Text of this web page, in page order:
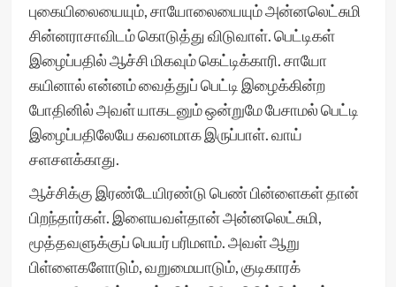
புகையிலையையும், சாயோலையையும் அன்னலெட்சுமி
சின்னராசாவிடம் கொடுத்து விடுவாள். பெட்டிகள்
இழைப்பதில் ஆச்சி மிகவும் கெட்டிக்காரி. சாயோ
கயினால் என்னம் வைத்துப் பெட்டி இழைக்கின்ற
போதினில் அவள் யாகடனும் ஒன்றுமே பேசாமல் பெட்டி
இழைப்பதிலேயே கவனமாக இருப்பாள். வாய்
சளசளக்காது.
ஆச்சிக்கு இரண்டேயிரண்டு பெண் பின்ளைகள் தான்
பிறந்தார்கள். இளையவள்தான் அன்னலெட்சுமி,
மூத்தவளுக்குப் பெயர் பரிமளம். அவள் ஆறு
பிள்ளைகளோடும், வறுமையாடும், குடிகாரக்